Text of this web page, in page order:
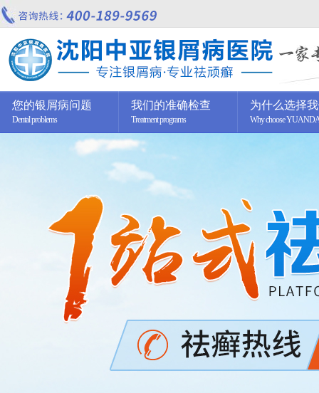
您的银屑病问题
Dental problems
我们的准确检查
Treatment programs
为什么选择
Why choose